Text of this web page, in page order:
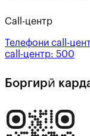
Call-центр
Телефони call-
call-центр: 500
Боргирӣ